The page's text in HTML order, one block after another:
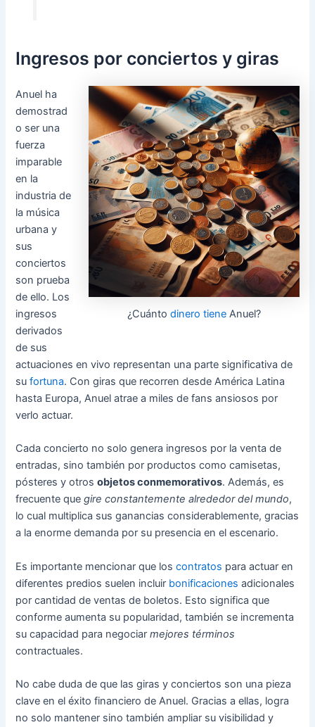
Ingresos por conciertos y giras
¿Cuánto dinero tieneAnuel?
Anuel ha
demostrad
o ser una
fuerza
imparable
en la
industria de
la música
urbana y
sus
conciertos
son prueba
de ello. Los
ingresos
derivados
de sus
actuaciones en vivo representan una parte significativa de
sufortuna. Con giras que recorren desde América Latina
hasta Europa, Anuel atrae a miles de fans ansiosos por
verlo actuar.
Cada concierto no solo genera ingresos por la venta de
entradas, sino también por productos como camisetas,
pósteres y otrosobjetos conmemorativos. Además, es
frecuente quegire constantemente alrededor del mundo,
lo cual multiplica sus ganancias considerablemente, gracias
a la enorme demanda por su presencia en el escenario.
Es importante mencionar que loscontratos para actuar en
diferentes predios suelen incluir bonificaciones adicionales
por cantidad de ventas de boletos. Esto significa que
conforme aumenta su popularidad, también se incrementa
su capacidad para negociarmejores términos
contractuales.
No cabe duda de que las giras y conciertos son una pieza
clave en el éxito financiero de Anuel. Gracias a ellas, logra
no solo mantener sino también ampliar su visibilidad y